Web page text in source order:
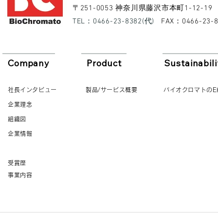
​〒251-0053 神奈川県藤沢市本町1-12-19
​TEL：0466-23-8382(代)
​FAX：0466-23-
Company
社長インタビュー
企業理念
組織図
企業情報
受賞歴
Product
製品/サービス概要
事業内容
バイオクロマトの